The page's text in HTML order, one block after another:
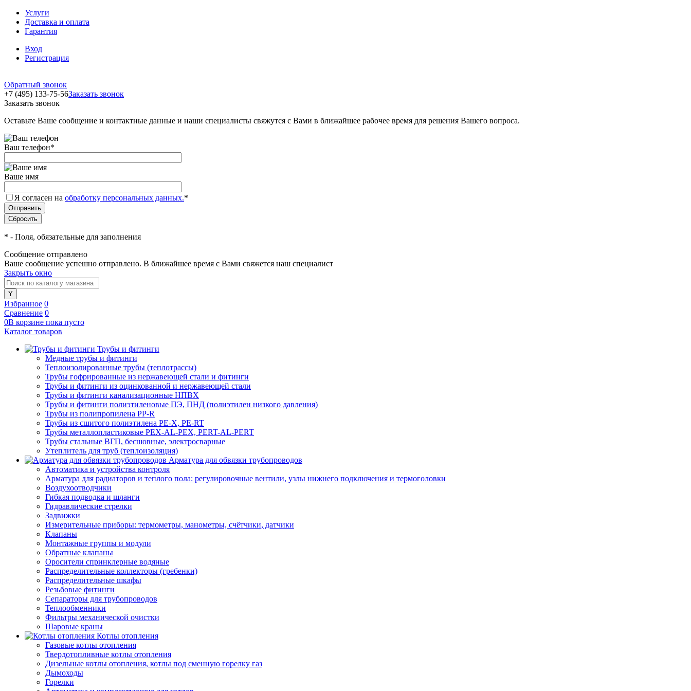
Услуги
Доставка и оплата
Гарантия
Вход
Регистрация
Обратный звонок
+7 (495) 133-75-56Заказать звонок
Заказать звонок
Оставьте Ваше сообщение и контактные данные и наши специалисты свяжутся с Вами в ближайшее рабочее время для решения Вашего вопроса.
Ваш телефон*
Ваше имя
Я согласен на обработку персональных данных.*
* - Поля, обязательные для заполнения
Сообщение отправлено
Ваше сообщение успешно отправлено. В ближайшее время с Вами свяжется наш специалист
Закрыть окно
Избранное 0
Сравнение 0
0В корзине пока пусто
Каталог товаров
Трубы и фитинги
Медные трубы и фитинги
Теплоизолированные трубы (теплотрассы)
Трубы гофрированные из нержавеющей стали и фитинги
Трубы и фитинги из оцинкованной и нержавеющей стали
Трубы и фитинги канализационные НПВХ
Трубы и фитинги полиэтиленовые ПЭ, ПНД (полиэтилен низкого давления)
Трубы из полипропилена PP-R
Трубы из сшитого полиэтилена PE-X, PE-RT
Трубы металлопластиковые PEX-AL-PEX, PERT-AL-PERT
Трубы стальные ВГП, бесшовные, электросварные
Утеплитель для труб (теплоизоляция)
Арматура для обвязки трубопроводов
Автоматика и устройства контроля
Арматура для радиаторов и теплого пола: регулировочные вентили, узлы нижнего подключения и термоголовки
Воздухоотводчики
Гибкая подводка и шланги
Гидравлические стрелки
Задвижки
Измерительные приборы: термометры, манометры, счётчики, датчики
Клапаны
Монтажные группы и модули
Обратные клапаны
Оросители спринклерные водяные
Распределительные коллекторы (гребенки)
Распределительные шкафы
Резьбовые фитинги
Сепараторы для трубопроводов
Теплообменники
Фильтры механической очистки
Шаровые краны
Котлы отопления
Газовые котлы отопления
Твердотопливные котлы отопления
Дизельные котлы отопления, котлы под сменную горелку газ
Дымоходы
Горелки